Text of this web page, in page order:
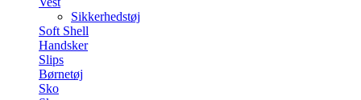
Sikkerhedstøj
Soft Shell
Handsker
Slips
Børnetøj
Sko